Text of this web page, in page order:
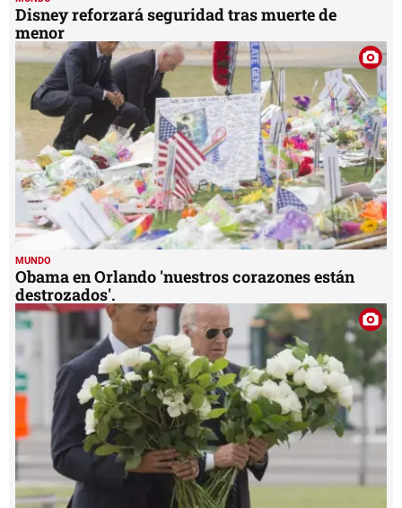
Disney reforzará seguridad tras muerte de
menor
MUNDO
Obama en Orlando 'nuestros corazones están
destrozados'.